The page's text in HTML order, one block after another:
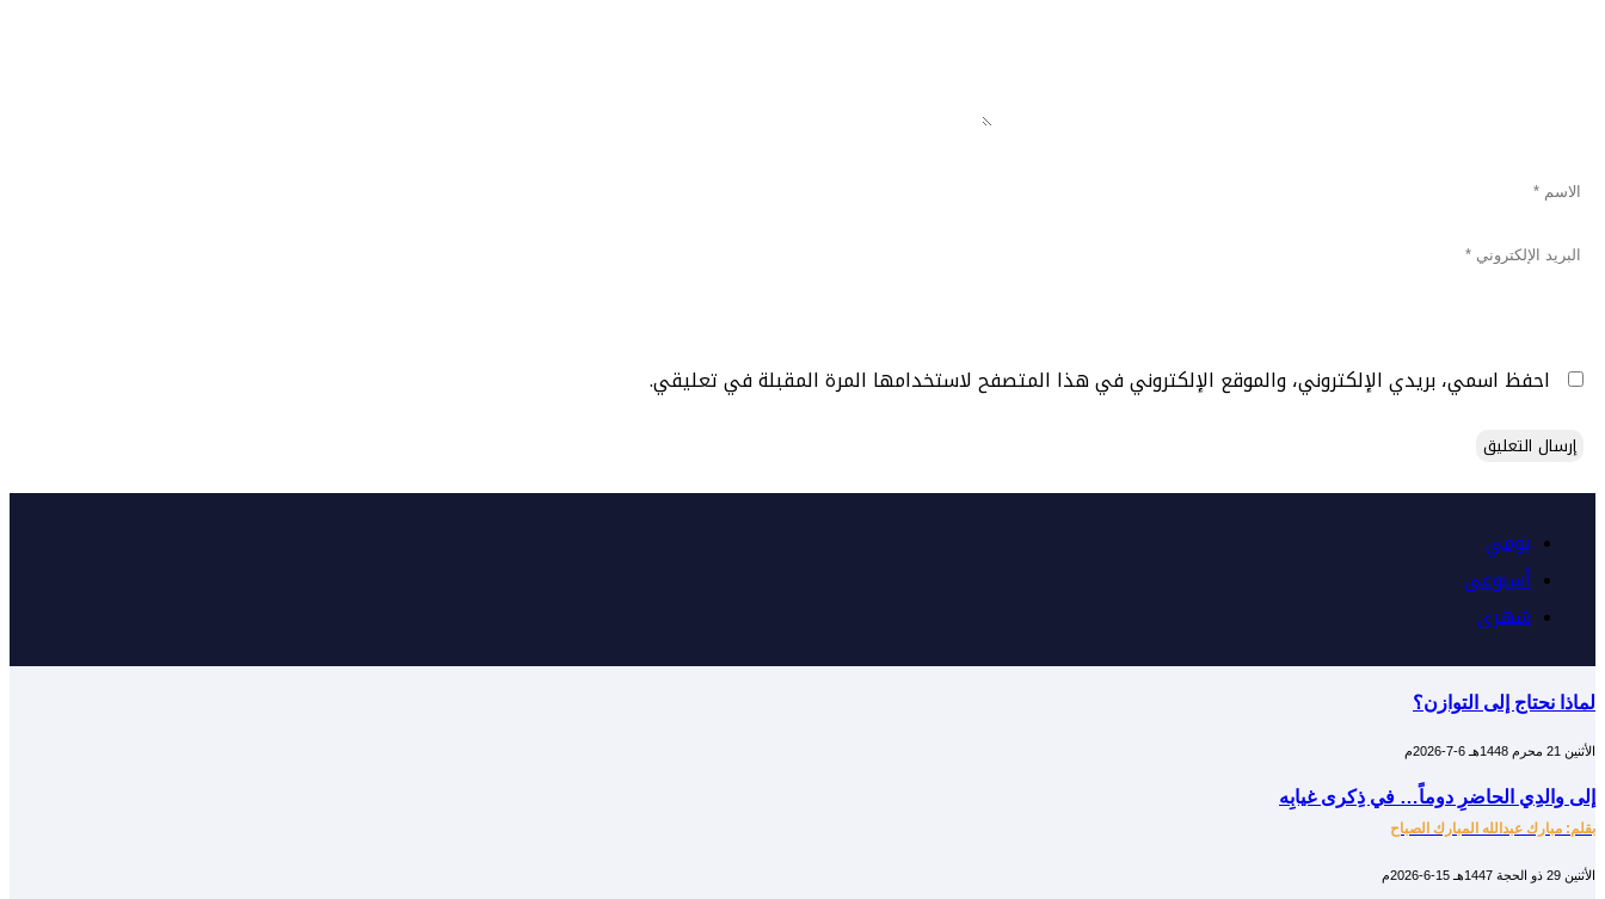
احفظ اسمي، بريدي الإلكتروني، والموقع الإلكتروني في هذا المتصفح لاستخدامها المرة المقبلة في تعليقي.
يومي
أسبوعى
شهرى
لماذا نحتاج إلى التوازن؟
الأثنين 21 محرم 1448هـ 6-7-2026م
إلى والدِي الحاضرِ دوماً… في ذِكرى غيابِه
بقلم: مبارك عبدالله المبارك الصباح
الأثنين 29 ذو الحجة 1447هـ 15-6-2026م